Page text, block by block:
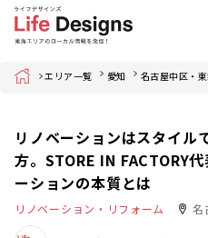
Home エリア一覧 愛知 名古屋中区・
リノベーションはスタイル
方。STORE IN FACTORY
ーションの本質とは
リノベーション・リフォーム 名